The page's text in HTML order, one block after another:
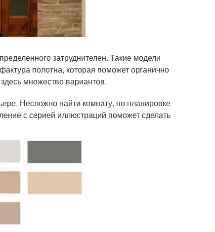
затруднителен. Такие модели
полотна, которая поможет органично
множество вариантов.
Несложно найти комнату, по планировке
с серией иллюстраций поможет сделать